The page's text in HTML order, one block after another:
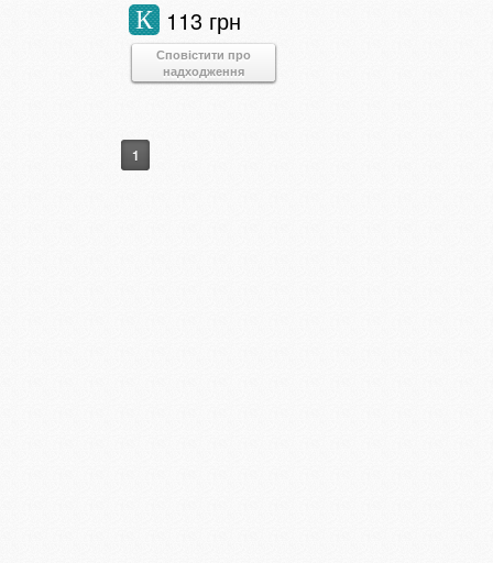
113 грн
К
Сповістити про
надходження
1